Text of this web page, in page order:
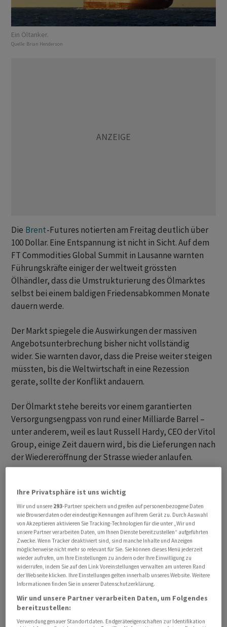
Ein Öltanker.
Quelle: Brian Henderson
Die Brent-Futures notierten am Freitag deutlich über
100 Dollar. Eine Entspannung ist nicht in Sicht. Auf dem
FT Commodities Global Summit in Lausanne warnten
Führungskräfte einiger der weltweit grössten
Ölhändler, dass die Umstrukturierung des Ölmarktes
selbst bei einem baldigen Friedensabkommen Monate
dauern werde.
Der Markt spiegele die Auswirkungen der massiven
Angebotsunterbrechung bisher nicht vollständig
wider. Sie warnten davor, dass die Preise weiter steigen
müssten, bis die Weltwirtschaft in eine Rezession
gerate, sollte der Konflikt andauern.
Der Ölmarkt stehe bereits vor einem garantierten
Versorgungsengpass von rund einer Milliarde Barrel –
unter anderem, weil es laut Russell Hardy, CEO der Vitol
Group, einige Zeit dauern wird, bis die Lieferungen nach
der Wiedereröffnung der Strasse wieder anlaufen.
Ihre Privatsphäre ist uns wichtig
Wir und unsere 293-Partner speichern und greifen auf personenbezogene Daten
wie Browserdaten oder eindeutige Kennungen auf Ihrem Gerät zu. Durch Auswahl
von Akzeptieren aktivieren Sie Tracking-Technologien für die unter „Wir und
unsere Partner verarbeiten Daten, um Ihnen Dienste bereitzustellen“ aufgeführten
Zwecke. Wenn Tracker deaktiviert sind, sind manche Inhalte und Anzeigen
möglicherweise nicht mehr so relevant für Sie. Sie können dieses Menü jederzeit
wieder aufrufen, um Ihre Einstellungen zu ändern oder Ihre Einwilligung zu
widerrufen, indem Sie auf den Link Voreinstellungen verwalten am unteren Rand
der Webseite klicken. Ihre Einstellungen gelten innerhalb unseres Website. Weitere
Informationen finden Sie in unserer Datenschutzerklärung.
Wir und unsere Partner verarbeiten Daten, um Folgendes
bereitzustellen:
Verwendung genauer Standortdaten. Endgeräteeigenschaften zur Identifikation